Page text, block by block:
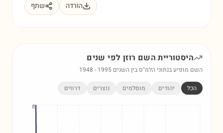
הורדה שתף
היסטוריית השם רוזן לפי שנים
השם מופיע בנתוני הלמ"ס בין השנים 1948 - 1995
הכל יהודים מוסלמים נוצרים דרוזים
8